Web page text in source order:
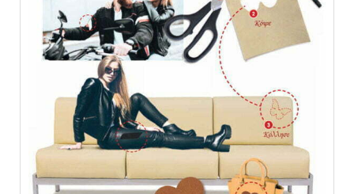
μπορούν
να
επιλεγούν
στη
σελίδα
του
προϊόντος